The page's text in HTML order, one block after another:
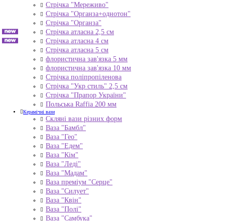
Стрічка "Мереживо"
Стрічка "Органза+однотон"
Стрічка "Органза"
Стрічка атласна 2,5 см
Стрічка атласна 4 см
Стрічка атласна 5 см
флористична зав'язка 5 мм
флористична зав'язка 10 мм
Стрічка поліпропіленова
Стрічка "Укр стиль" 2,5 см
Стрічка "Прапор України"
Польська Raffia 200 мм
Керамічні вази
Скляні вази різних форм
Ваза "Бамбл"
Ваза "Гео"
Ваза "Едем"
Ваза "Кім"
Ваза "Леді"
Ваза "Мадам"
Ваза преміум "Серце"
Ваза "Силует"
Ваза "Квін"
Ваза "Полі"
Ваза "Самбука"